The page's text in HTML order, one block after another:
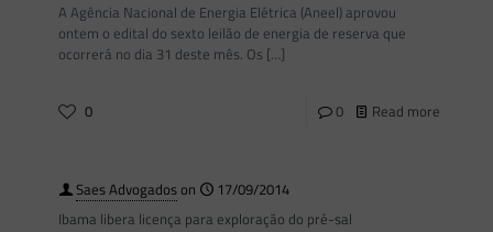
A Agência Nacional de Energia Elétrica (Aneel) aprovou
ontem o edital do sexto leilão de energia de reserva que
ocorrerá no dia 31 deste mês. Os […]
0 0 Read more
Saes Advogadoson
17/09/2014
Ibama libera licença para exploração do pré-sal